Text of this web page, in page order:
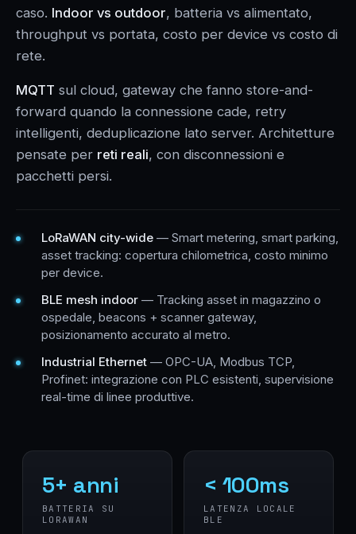
5+ anni
BATTERIA SU
LORAWAN
< 100ms
LATENZA LOCALE
BLE
caso. Indoor vs outdoor, batteria vs alimentato,
throughput vs portata, costo per device vs costo di
rete.
MQTT sul cloud, gateway che fanno store-and-
forward quando la connessione cade, retry
intelligenti, deduplicazione lato server. Architetture
pensate per reti reali, con disconnessioni e
pacchetti persi.
LoRaWAN city-wide — Smart metering, smart parking,
asset tracking: copertura chilometrica, costo minimo
per device.
BLE mesh indoor — Tracking asset in magazzino o
ospedale, beacons + scanner gateway,
posizionamento accurato al metro.
Industrial Ethernet — OPC-UA, Modbus TCP,
Profinet: integrazione con PLC esistenti, supervisione
real-time di linee produttive.